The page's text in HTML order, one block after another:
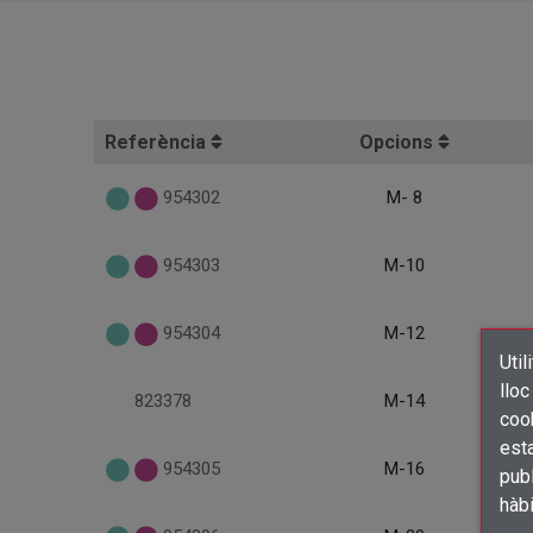
Referència Opcions
954302 M- 8
954303 M-10
954304 M-12
823378 M-14
954305 M-16